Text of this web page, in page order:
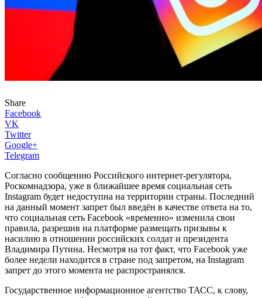
Share
Facebook
VK
Twitter
Google+
Telegram
Согласно сообщению Российского интернет-регулятора,
Роскомнадзора, уже в ближайшее время социальная сеть
Instagram будет недоступна на территории страны. Последний
на данный момент запрет был введён в качестве ответа на то,
что социальная сеть Facebook «временно» изменила свои
правила, разрешив на платформе размещать призывы к
насилию в отношении российских солдат и президента
Владимира Путина. Несмотря на тот факт, что Facebook уже
более недели находится в стране под запретом, на Instagram
запрет до этого момента не распространялся.
Государственное информационное агентство ТАСС, к слову,